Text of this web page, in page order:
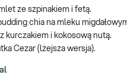
ze szpinakiem i fetą.
chia na mleku
kurczakiem i kokosową nutą.
Cezar (lżejsza wersja).